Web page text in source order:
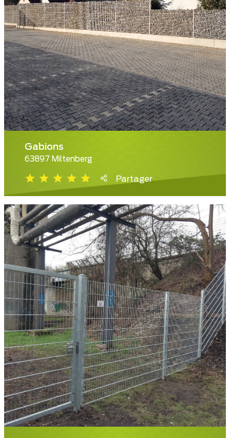
Gabions
63897 Miltenberg
Partager